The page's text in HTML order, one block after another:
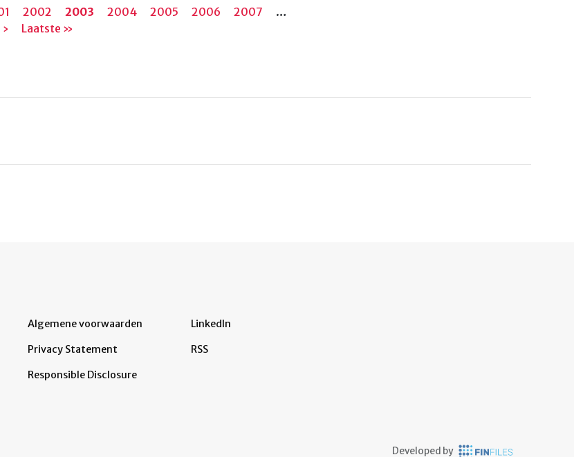
Pagina
2002
Huidige
pagina
2003 Pagina
2004 Pagina
2005 Pagina
2006 Pagina
2007 …
Laatste
Laatste »
Algemene voorwaarden
Privacy Statement
Responsible Disclosure
LinkedIn
RSS
Developed by